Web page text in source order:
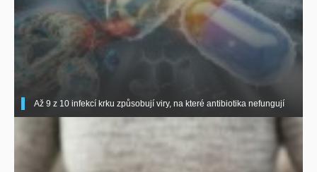
Až 9 z 10 infekcí krku způsobují viry, na které antibiotika nefungují